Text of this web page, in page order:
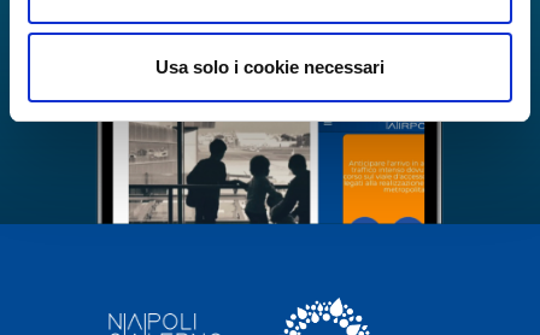
Usa solo i cookie necessari